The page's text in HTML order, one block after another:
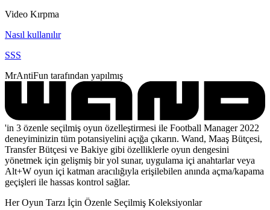
Video Kırpma
Nasıl kullanılır
SSS
MrAntiFun tarafından yapılmış
'in 3 özenle seçilmiş oyun özelleştirmesi ile Football Manager 2022
deneyiminizin tüm potansiyelini açığa çıkarın. Wand, Maaş Bütçesi,
Transfer Bütçesi ve Bakiye gibi özelliklerle oyun dengesini
yönetmek için gelişmiş bir yol sunar, uygulama içi anahtarlar veya
Alt+W oyun içi katman aracılığıyla erişilebilen anında açma/kapama
geçişleri ile hassas kontrol sağlar.
Her Oyun Tarzı İçin Özenle Seçilmiş Koleksiyonlar